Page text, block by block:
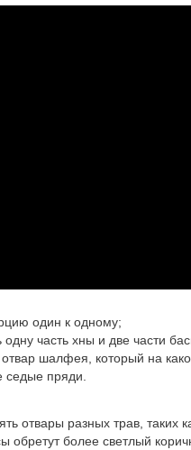
один к одному;
часть хны и две части
шалфея, который на
седые пряди.
отвары разных трав, таких
обретут более светлый